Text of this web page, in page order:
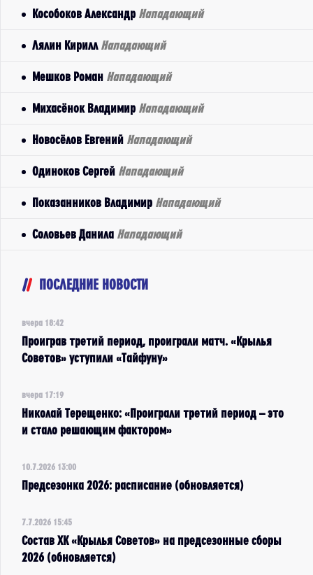
Кособоков Александр Нападающий
Лялин Кирилл Нападающий
Мешков Роман Нападающий
Михасёнок Владимир Нападающий
Новосёлов Евгений Нападающий
Одиноков Сергей Нападающий
Показанников Владимир Нападающий
Соловьев Данила Нападающий
ПОСЛЕДНИЕ НОВОСТИ
вчера 18:42
Проиграв третий период, проиграли матч. «Крылья
Советов» уступили «Тайфуну»
вчера 17:19
Николай Терещенко: «Проиграли третий период – это
и стало решающим фактором»
10.7.2026 13:00
Предсезонка 2026: расписание (обновляется)
7.7.2026 15:45
Состав ХК «Крылья Советов» на предсезонные сборы
2026 (обновляется)